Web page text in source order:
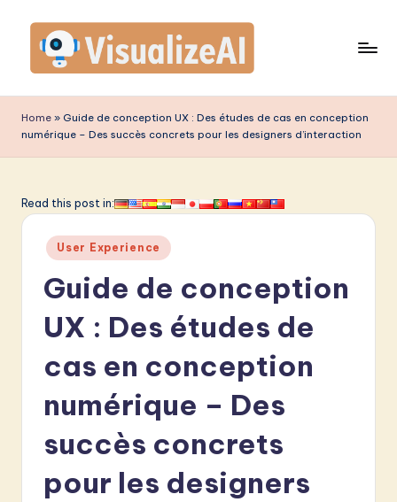
content
is
u
li
A
Home » Guide de conception UX : Des études de cas en conception
numérique – Des succès concrets pour les designers d’interaction
Read this post in:
Posted
in
User Experience
Guide de conception
UX : Des études de
cas en conception
numérique – Des
succès concrets
pour les designers